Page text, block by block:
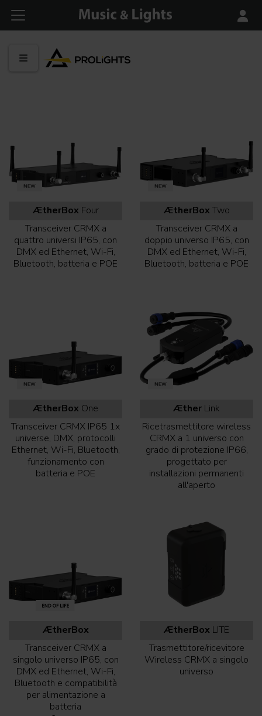
ÆtherBox Four
Transceiver CRMX a
quattro universi IP65, con
DMX ed Ethernet, Wi-Fi,
Bluetooth, batteria e POE
ÆtherBox Two
Transceiver CRMX a
doppio universo IP65, con
DMX ed Ethernet, Wi-Fi,
Bluetooth, batteria e POE
ÆtherBox One
Transceiver CRMX IP65 1x
universe, DMX, protocolli
Ethernet, Wi-Fi, Bluetooth,
funzionamento con
batteria e POE
Æther Link
Ricetrasmettitore wireless
CRMX a 1 universo con
grado di protezione IP66,
progettato per
installazioni permanenti
all'aperto
ÆtherBox
Transceiver CRMX a
singolo universo IP65, con
DMX ed Ethernet, Wi-Fi,
Bluetooth e compatibilità
per alimentazione a
batteria
ÆtherBox LITE
Trasmettitore/ricevitore
Wireless CRMX a singolo
universo